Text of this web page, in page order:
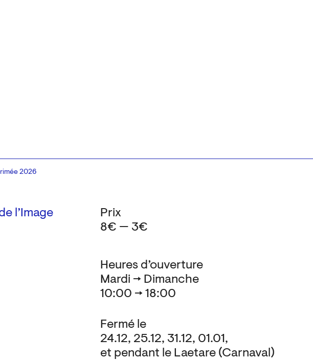
l’Image
Heures d’ouverture
Mardi → Dimanche
10:00 → 18:00
Fermé le
24.12, 25.12, 31.12, 01.01,
et pendant le Laetare (Carnaval)
Prix
8€ — 3€
2026